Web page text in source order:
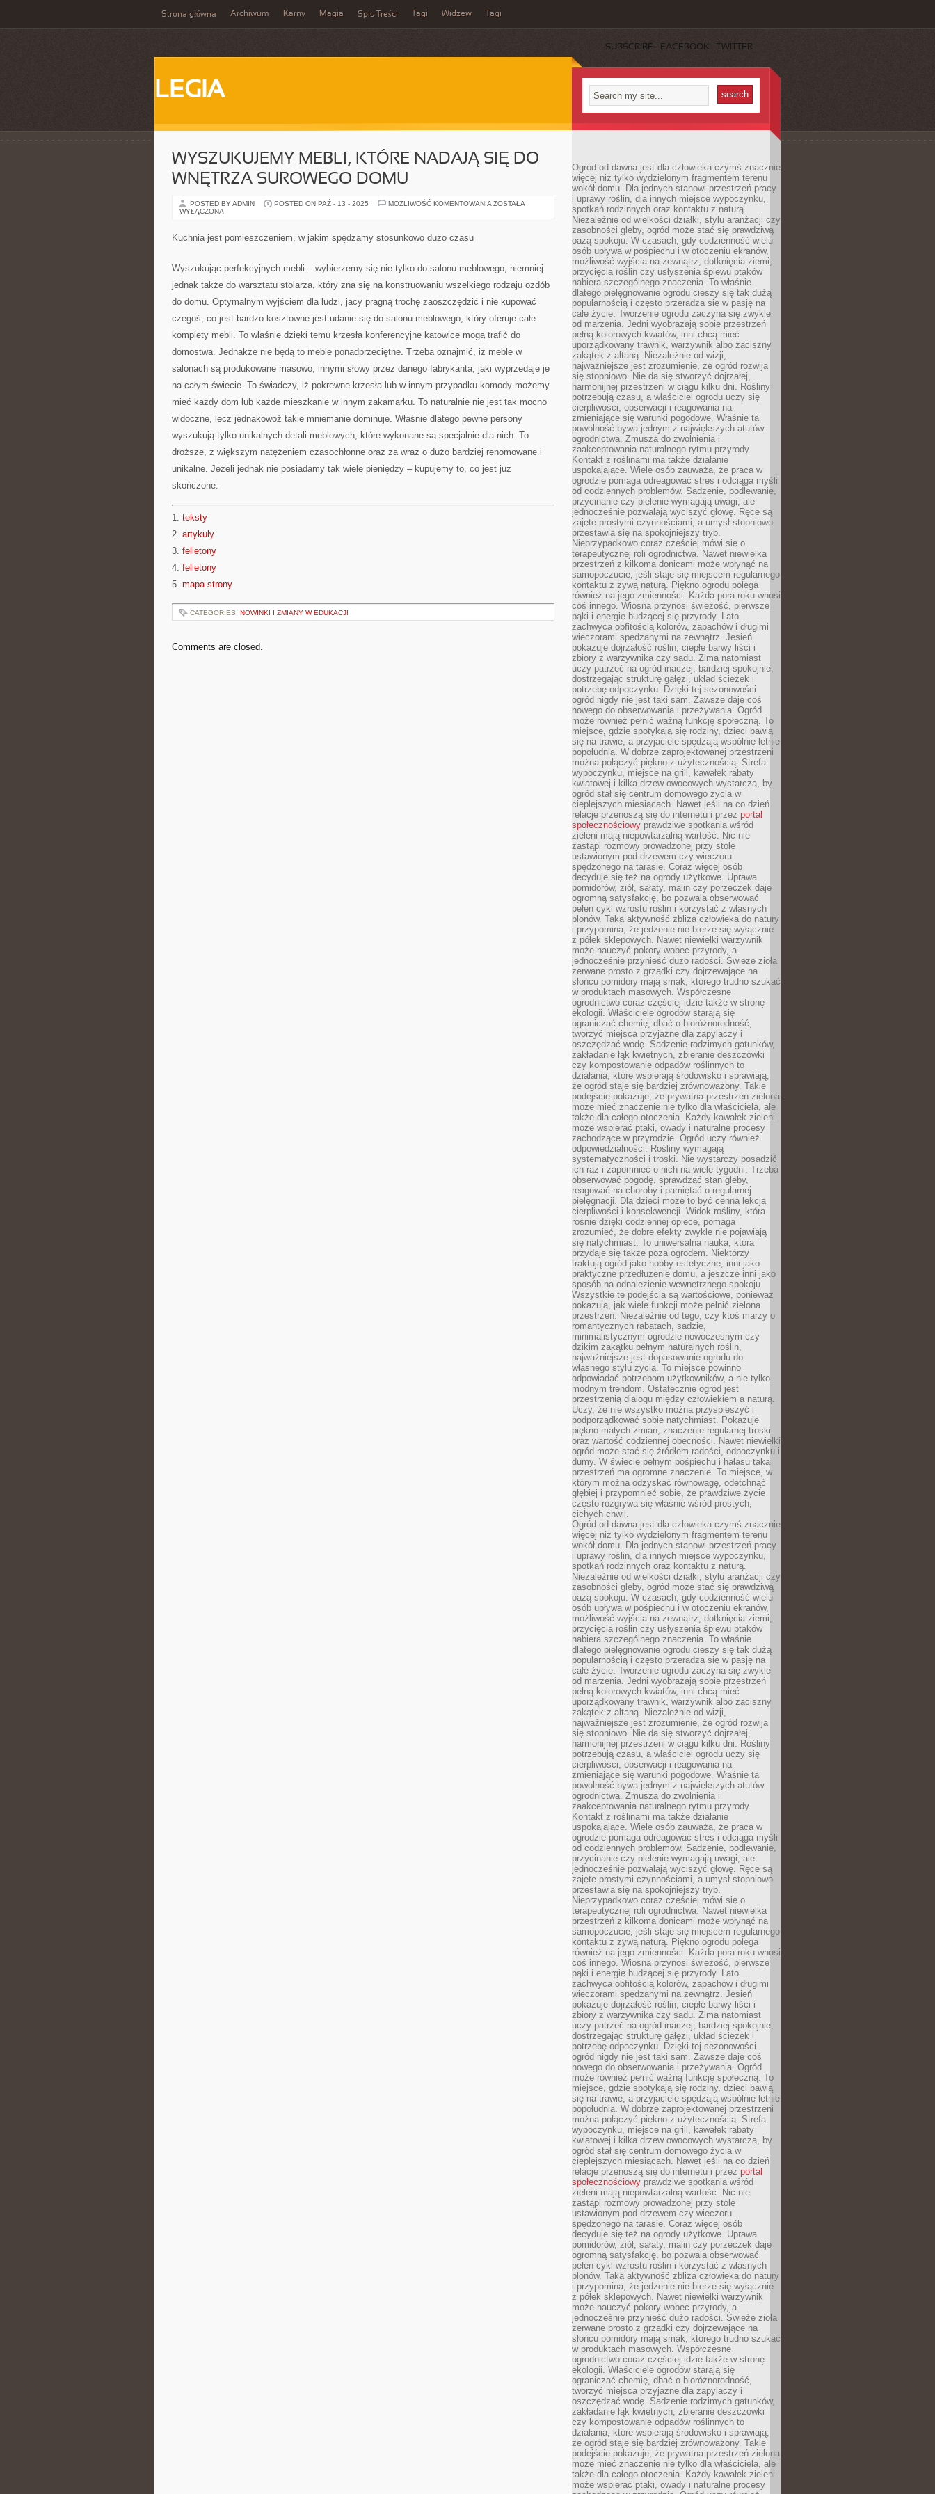
Strona główna Archiwum Karny Magia Spis Treści Tagi Widzew Tagi
SUBSCRIBE FACEBOOK TWITTER
LEGIA
WYSZUKUJEMY MEBLI, KTÓRE NADAJĄ SIĘ DO
WNĘTRZA SUROWEGO DOMU
POSTED BY ADMIN POSTED ON PAŹ - 13 - 2025 MOŻLIWOŚĆ KOMENTOWANIA WYSZUKUJEMY
ZOSTAŁA
WYŁĄCZONA
Kuchnia jest pomieszczeniem, w jakim spędzamy stosunkowo dużo czasu
Wyszukując perfekcyjnych mebli – wybierzemy się nie tylko do salonu meblowego, niemniej
jednak także do warsztatu stolarza, który zna się na konstruowaniu wszelkiego rodzaju ozdób
do domu. Optymalnym wyjściem dla ludzi, jacy pragną trochę zaoszczędzić i nie kupować
czegoś, co jest bardzo kosztowne jest udanie się do salonu meblowego, który oferuje całe
komplety mebli. To właśnie dzięki temu krzesła konferencyjne katowice mogą trafić do
domostwa. Jednakże nie będą to meble ponadprzeciętne. Trzeba oznajmić, iż meble w
salonach są produkowane masowo, innymi słowy przez danego fabrykanta, jaki wyprzedaje je
na całym świecie. To świadczy, iż pokrewne krzesła lub w innym przypadku komody możemy
mieć każdy dom lub każde mieszkanie w innym zakamarku. To naturalnie nie jest tak mocno
widoczne, lecz jednakowoż takie mniemanie dominuje. Właśnie dlatego pewne persony
wyszukują tylko unikalnych detali meblowych, które wykonane są specjalnie dla nich. To
droższe, z większym natężeniem czasochłonne oraz za wraz o dużo bardziej renomowane i
unikalne. Jeżeli jednak nie posiadamy tak wiele pieniędzy – kupujemy to, co jest już
skończone.
1. teksty
2. artykuly
3. felietony
4. felietony
5. mapa strony
CATEGORIES: NOWINKI I ZMIANY W EDUKACJI
Comments are closed.
Ogród od dawna jest dla człowieka czymś znacznie
więcej niż tylko wydzielonym fragmentem terenu
wokół domu. Dla jednych stanowi przestrzeń pracy
i uprawy roślin, dla innych miejsce wypoczynku,
spotkań rodzinnych oraz kontaktu z naturą.
Niezależnie od wielkości działki, stylu aranżacji czy
zasobności gleby, ogród może stać się prawdziwą
oazą spokoju. W czasach, gdy codzienność wielu
osób upływa w pośpiechu i w otoczeniu ekranów,
możliwość wyjścia na zewnątrz, dotknięcia ziemi,
przycięcia roślin czy usłyszenia śpiewu ptaków
nabiera szczególnego znaczenia. To właśnie
dlatego pielęgnowanie ogrodu cieszy się tak dużą
popularnością i często przeradza się w pasję na
całe życie. Tworzenie ogrodu zaczyna się zwykle
od marzenia. Jedni wyobrażają sobie przestrzeń
pełną kolorowych kwiatów, inni chcą mieć
uporządkowany trawnik, warzywnik albo zaciszny
zakątek z altaną. Niezależnie od wizji,
najważniejsze jest zrozumienie, że ogród rozwija
się stopniowo. Nie da się stworzyć dojrzałej,
harmonijnej przestrzeni w ciągu kilku dni. Rośliny
potrzebują czasu, a właściciel ogrodu uczy się
cierpliwości, obserwacji i reagowania na
zmieniające się warunki pogodowe. Właśnie ta
powolność bywa jednym z największych atutów
ogrodnictwa. Zmusza do zwolnienia i
zaakceptowania naturalnego rytmu przyrody.
Kontakt z roślinami ma także działanie
uspokajające. Wiele osób zauważa, że praca w
ogrodzie pomaga odreagować stres i odciąga myśli
od codziennych problemów. Sadzenie, podlewanie,
przycinanie czy pielenie wymagają uwagi, ale
jednocześnie pozwalają wyciszyć głowę. Ręce są
zajęte prostymi czynnościami, a umysł stopniowo
przestawia się na spokojniejszy tryb.
Nieprzypadkowo coraz częściej mówi się o
terapeutycznej roli ogrodnictwa. Nawet niewielka
przestrzeń z kilkoma donicami może wpłynąć na
samopoczucie, jeśli staje się miejscem regularnego
kontaktu z żywą naturą. Piękno ogrodu polega
również na jego zmienności. Każda pora roku wnosi
coś innego. Wiosna przynosi świeżość, pierwsze
pąki i energię budzącej się przyrody. Lato
zachwyca obfitością kolorów, zapachów i długimi
wieczorami spędzanymi na zewnątrz. Jesień
pokazuje dojrzałość roślin, ciepłe barwy liści i
zbiory z warzywnika czy sadu. Zima natomiast
uczy patrzeć na ogród inaczej, bardziej spokojnie,
dostrzegając strukturę gałęzi, układ ścieżek i
potrzebę odpoczynku. Dzięki tej sezonowości
ogród nigdy nie jest taki sam. Zawsze daje coś
nowego do obserwowania i przeżywania. Ogród
może również pełnić ważną funkcję społeczną. To
miejsce, gdzie spotykają się rodziny, dzieci bawią
się na trawie, a przyjaciele spędzają wspólnie letnie
popołudnia. W dobrze zaprojektowanej przestrzeni
można połączyć piękno z użytecznością. Strefa
wypoczynku, miejsce na grill, kawałek rabaty
kwiatowej i kilka drzew owocowych wystarczą, by
ogród stał się centrum domowego życia w
cieplejszych miesiącach. Nawet jeśli na co dzień
relacje przenoszą się do internetu i przez portal
społecznościowy prawdziwe spotkania wśród
zieleni mają niepowtarzalną wartość. Nic nie
zastąpi rozmowy prowadzonej przy stole
ustawionym pod drzewem czy wieczoru
spędzonego na tarasie. Coraz więcej osób
decyduje się też na ogrody użytkowe. Uprawa
pomidorów, ziół, sałaty, malin czy porzeczek daje
ogromną satysfakcję, bo pozwala obserwować
pełen cykl wzrostu roślin i korzystać z własnych
plonów. Taka aktywność zbliża człowieka do natury
i przypomina, że jedzenie nie bierze się wyłącznie
z półek sklepowych. Nawet niewielki warzywnik
może nauczyć pokory wobec przyrody, a
jednocześnie przynieść dużo radości. Świeże zioła
zerwane prosto z grządki czy dojrzewające na
słońcu pomidory mają smak, którego trudno szukać
w produktach masowych. Współczesne
ogrodnictwo coraz częściej idzie także w stronę
ekologii. Właściciele ogrodów starają się
ograniczać chemię, dbać o bioróżnorodność,
tworzyć miejsca przyjazne dla zapylaczy i
oszczędzać wodę. Sadzenie rodzimych gatunków,
zakładanie łąk kwietnych, zbieranie deszczówki
czy kompostowanie odpadów roślinnych to
działania, które wspierają środowisko i sprawiają,
że ogród staje się bardziej zrównoważony. Takie
podejście pokazuje, że prywatna przestrzeń zielona
może mieć znaczenie nie tylko dla właściciela, ale
także dla całego otoczenia. Każdy kawałek zieleni
może wspierać ptaki, owady i naturalne procesy
zachodzące w przyrodzie. Ogród uczy również
odpowiedzialności. Rośliny wymagają
systematyczności i troski. Nie wystarczy posadzić
ich raz i zapomnieć o nich na wiele tygodni. Trzeba
obserwować pogodę, sprawdzać stan gleby,
reagować na choroby i pamiętać o regularnej
pielęgnacji. Dla dzieci może to być cenna lekcja
cierpliwości i konsekwencji. Widok rośliny, która
rośnie dzięki codziennej opiece, pomaga
zrozumieć, że dobre efekty zwykle nie pojawiają
się natychmiast. To uniwersalna nauka, która
przydaje się także poza ogrodem. Niektórzy
traktują ogród jako hobby estetyczne, inni jako
praktyczne przedłużenie domu, a jeszcze inni jako
sposób na odnalezienie wewnętrznego spokoju.
Wszystkie te podejścia są wartościowe, ponieważ
pokazują, jak wiele funkcji może pełnić zielona
przestrzeń. Niezależnie od tego, czy ktoś marzy o
romantycznych rabatach, sadzie,
minimalistycznym ogrodzie nowoczesnym czy
dzikim zakątku pełnym naturalnych roślin,
najważniejsze jest dopasowanie ogrodu do
własnego stylu życia. To miejsce powinno
odpowiadać potrzebom użytkowników, a nie tylko
modnym trendom. Ostatecznie ogród jest
przestrzenią dialogu między człowiekiem a naturą.
Uczy, że nie wszystko można przyspieszyć i
podporządkować sobie natychmiast. Pokazuje
piękno małych zmian, znaczenie regularnej troski
oraz wartość codziennej obecności. Nawet niewielki
ogród może stać się źródłem radości, odpoczynku i
dumy. W świecie pełnym pośpiechu i hałasu taka
przestrzeń ma ogromne znaczenie. To miejsce, w
którym można odzyskać równowagę, odetchnąć
głębiej i przypomnieć sobie, że prawdziwe życie
często rozgrywa się właśnie wśród prostych,
cichych chwil.
Ogród od dawna jest dla człowieka czymś znacznie
więcej niż tylko wydzielonym fragmentem terenu
wokół domu. Dla jednych stanowi przestrzeń pracy
i uprawy roślin, dla innych miejsce wypoczynku,
spotkań rodzinnych oraz kontaktu z naturą.
Niezależnie od wielkości działki, stylu aranżacji czy
zasobności gleby, ogród może stać się prawdziwą
oazą spokoju. W czasach, gdy codzienność wielu
osób upływa w pośpiechu i w otoczeniu ekranów,
możliwość wyjścia na zewnątrz, dotknięcia ziemi,
przycięcia roślin czy usłyszenia śpiewu ptaków
nabiera szczególnego znaczenia. To właśnie
dlatego pielęgnowanie ogrodu cieszy się tak dużą
popularnością i często przeradza się w pasję na
całe życie. Tworzenie ogrodu zaczyna się zwykle
od marzenia. Jedni wyobrażają sobie przestrzeń
pełną kolorowych kwiatów, inni chcą mieć
uporządkowany trawnik, warzywnik albo zaciszny
zakątek z altaną. Niezależnie od wizji,
najważniejsze jest zrozumienie, że ogród rozwija
się stopniowo. Nie da się stworzyć dojrzałej,
harmonijnej przestrzeni w ciągu kilku dni. Rośliny
potrzebują czasu, a właściciel ogrodu uczy się
cierpliwości, obserwacji i reagowania na
zmieniające się warunki pogodowe. Właśnie ta
powolność bywa jednym z największych atutów
ogrodnictwa. Zmusza do zwolnienia i
zaakceptowania naturalnego rytmu przyrody.
Kontakt z roślinami ma także działanie
uspokajające. Wiele osób zauważa, że praca w
ogrodzie pomaga odreagować stres i odciąga myśli
od codziennych problemów. Sadzenie, podlewanie,
przycinanie czy pielenie wymagają uwagi, ale
jednocześnie pozwalają wyciszyć głowę. Ręce są
zajęte prostymi czynnościami, a umysł stopniowo
przestawia się na spokojniejszy tryb.
Nieprzypadkowo coraz częściej mówi się o
terapeutycznej roli ogrodnictwa. Nawet niewielka
przestrzeń z kilkoma donicami może wpłynąć na
samopoczucie, jeśli staje się miejscem regularnego
kontaktu z żywą naturą. Piękno ogrodu polega
również na jego zmienności. Każda pora roku wnosi
coś innego. Wiosna przynosi świeżość, pierwsze
pąki i energię budzącej się przyrody. Lato
zachwyca obfitością kolorów, zapachów i długimi
wieczorami spędzanymi na zewnątrz. Jesień
pokazuje dojrzałość roślin, ciepłe barwy liści i
zbiory z warzywnika czy sadu. Zima natomiast
uczy patrzeć na ogród inaczej, bardziej spokojnie,
dostrzegając strukturę gałęzi, układ ścieżek i
potrzebę odpoczynku. Dzięki tej sezonowości
ogród nigdy nie jest taki sam. Zawsze daje coś
nowego do obserwowania i przeżywania. Ogród
może również pełnić ważną funkcję społeczną. To
miejsce, gdzie spotykają się rodziny, dzieci bawią
się na trawie, a przyjaciele spędzają wspólnie letnie
popołudnia. W dobrze zaprojektowanej przestrzeni
można połączyć piękno z użytecznością. Strefa
wypoczynku, miejsce na grill, kawałek rabaty
kwiatowej i kilka drzew owocowych wystarczą, by
ogród stał się centrum domowego życia w
cieplejszych miesiącach. Nawet jeśli na co dzień
relacje przenoszą się do internetu i przez portal
społecznościowy prawdziwe spotkania wśród
zieleni mają niepowtarzalną wartość. Nic nie
zastąpi rozmowy prowadzonej przy stole
ustawionym pod drzewem czy wieczoru
spędzonego na tarasie. Coraz więcej osób
decyduje się też na ogrody użytkowe. Uprawa
pomidorów, ziół, sałaty, malin czy porzeczek daje
ogromną satysfakcję, bo pozwala obserwować
pełen cykl wzrostu roślin i korzystać z własnych
plonów. Taka aktywność zbliża człowieka do natury
i przypomina, że jedzenie nie bierze się wyłącznie
z półek sklepowych. Nawet niewielki warzywnik
może nauczyć pokory wobec przyrody, a
jednocześnie przynieść dużo radości. Świeże zioła
zerwane prosto z grządki czy dojrzewające na
słońcu pomidory mają smak, którego trudno szukać
w produktach masowych. Współczesne
ogrodnictwo coraz częściej idzie także w stronę
ekologii. Właściciele ogrodów starają się
ograniczać chemię, dbać o bioróżnorodność,
tworzyć miejsca przyjazne dla zapylaczy i
oszczędzać wodę. Sadzenie rodzimych gatunków,
zakładanie łąk kwietnych, zbieranie deszczówki
czy kompostowanie odpadów roślinnych to
działania, które wspierają środowisko i sprawiają,
że ogród staje się bardziej zrównoważony. Takie
podejście pokazuje, że prywatna przestrzeń zielona
może mieć znaczenie nie tylko dla właściciela, ale
także dla całego otoczenia. Każdy kawałek zieleni
może wspierać ptaki, owady i naturalne procesy